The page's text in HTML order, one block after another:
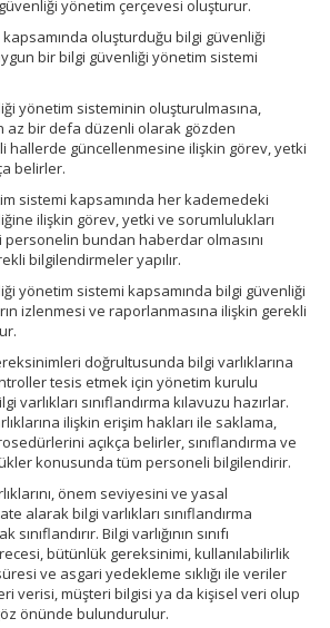
yönetim çerçevesi oluşturur.
kapsamında oluşturduğu bilgi güvenliği
bir bilgi güvenliği yönetim sistemi
yönetim sisteminin oluşturulmasına,
az bir defa düzenli olarak gözden
hallerde güncellenmesine ilişkin görev, yetki
belirler.
sistemi kapsamında her kademedeki
ilişkin görev, yetki ve sorumlulukları
personelin bundan haberdar olmasını
bilgilendirmeler yapılır.
yönetim sistemi kapsamında bilgi güvenliği
izlenmesi ve raporlanmasına ilişkin gerekli
doğrultusunda bilgi varlıklarına
tesis etmek için yönetim kurulu
varlıkları sınıflandırma kılavuzu hazırlar.
ilişkin erişim hakları ile saklama,
açıkça belirler, sınıflandırma ve
konusunda tüm personeli bilgilendirir.
önem seviyesini ve yasal
alarak bilgi varlıkları sınıflandırma
Bilgi varlığının sınıfı
bütünlük gereksinimi, kullanılabilirlik
ve asgari yedekleme sıklığı ile veriler
verisi, müşteri bilgisi ya da kişisel veri olup
önünde bulundurulur.